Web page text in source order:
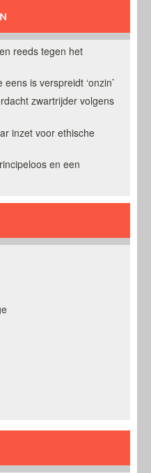
reeds tegen het
is verspreidt ‘onzin’
zwartrijder volgens
inzet voor ethische
en een